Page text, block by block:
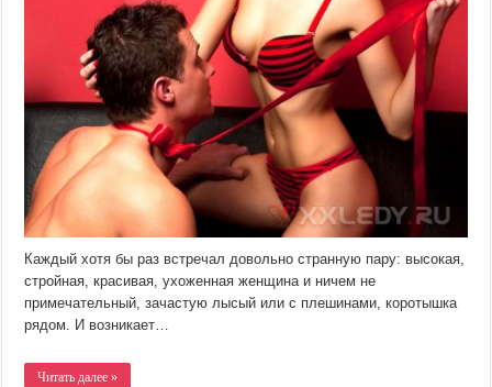
Каждый хотя бы раз встречал довольно странную пару: высокая,
стройная, красивая, ухоженная женщина и ничем не
примечательный, зачастую лысый или с плешинами, коротышка
рядом. И возникает…
Читать далее »